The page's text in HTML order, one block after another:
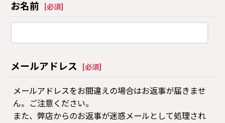
お名前 必須
メールアドレス 必須
メールアドレスをお間違えの場合はお返事が届きませ
ん。ご注意ください。
また、弊店からのお返事が迷惑メールとして処理され